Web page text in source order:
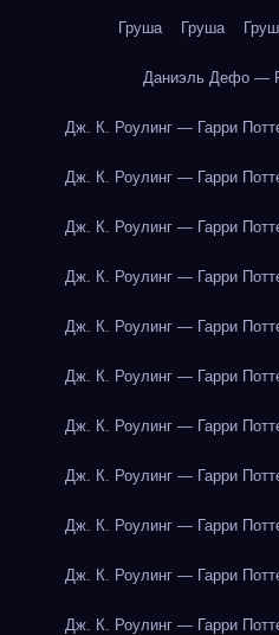
Груша Груша
Даниэль Дефо —
Дж. К. Роулинг — Гарри
Дж. К. Роулинг — Гарри
Дж. К. Роулинг — Гарри
Дж. К. Роулинг — Гарри
Дж. К. Роулинг — Гарри
Дж. К. Роулинг — Гарри
Дж. К. Роулинг — Гарри
Дж. К. Роулинг — Гарри
Дж. К. Роулинг — Гарри
Дж. К. Роулинг — Гарри
Дж. К. Роулинг — Гарри